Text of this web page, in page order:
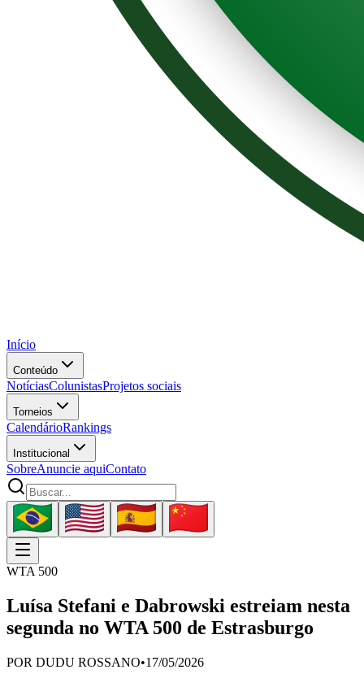
Início
Conteúdo
NotíciasColunistasProjetos sociais
Torneios
CalendárioRankings
Institucional
SobreAnuncie aquiContato
WTA 500
Luísa Stefani e Dabrowski estreiam nesta
segunda no WTA 500 de Estrasburgo
POR DUDU ROSSANO•17/05/2026